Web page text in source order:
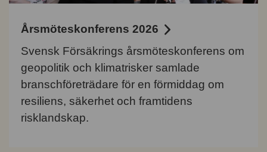
Årsmöteskonferens 2026
Svensk Försäkrings årsmöteskonferens om
geopolitik och klimatrisker samlade
branschföreträdare för en förmiddag om
resiliens, säkerhet och framtidens
risklandskap.